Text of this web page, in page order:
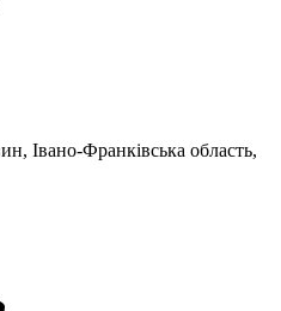
Івано-Франківська область,